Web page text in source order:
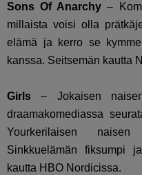
Sons Of Anarchy –
millaista voisi olla
elämä ja kerro se
kanssa. Seitsemän kautta
Girls – Jokaisen
draamakomediassa
Yourkerilaisen
Sinkkuelämän fiksumpi
kautta HBO Nordicissa.